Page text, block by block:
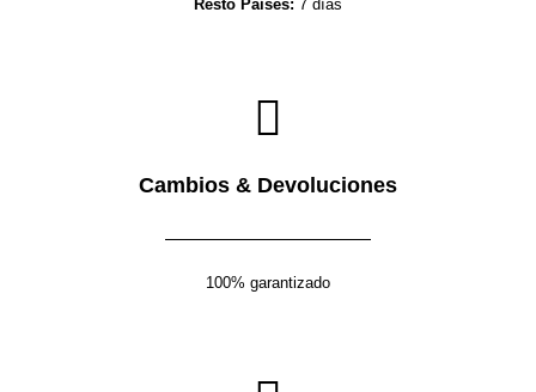
Resto Países: 7 días
Cambios & Devoluciones
100% garantizado